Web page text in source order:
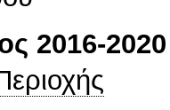
2016-2020